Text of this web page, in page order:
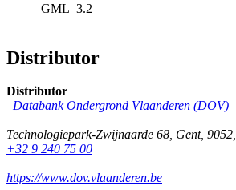
GML 3.2
Distributor
Distributor
Databank Ondergrond Vlaanderen (DOV)
Technologiepark-Zwijnaarde 68, Gent, 9052,
+32 9 240 75 00
https://www.dov.vlaanderen.be